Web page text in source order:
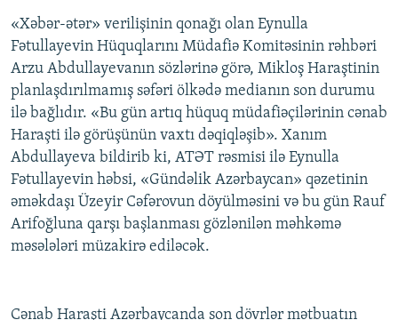
«Xəbər-ətər» verilişinin qonağı olan Eynulla
Fətullayevin Hüquqlarını Müdafiə Komitəsinin rəhbəri
Arzu Abdullayevanın sözlərinə görə, Mikloş Haraştinin
planlaşdırılmamış səfəri ölkədə medianın son durumu
ilə bağlıdır. «Bu gün artıq hüquq müdafiəçilərinin cənab
Haraşti ilə görüşünün vaxtı dəqiqləşib». Xanım
Abdullayeva bildirib ki, ATƏT rəsmisi ilə Eynulla
Fətullayevin həbsi, «Gündəlik Azərbaycan» qəzetinin
əməkdaşı Üzeyir Cəfərovun döyülməsini və bu gün Rauf
Arifoğluna qarşı başlanması gözlənilən məhkəmə
məsələləri müzakirə ediləcək.
Cənab Haraşti Azərbaycanda son dövrlər mətbuatın